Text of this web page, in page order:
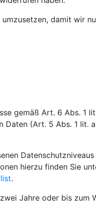
damit wir
gemäß Art. 6 Abs. 1
(Art. 5 Abs. 1 lit.
hierzu finden Sie
.
Jahre oder bis